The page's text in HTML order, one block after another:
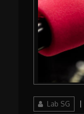
AuthorLab SG